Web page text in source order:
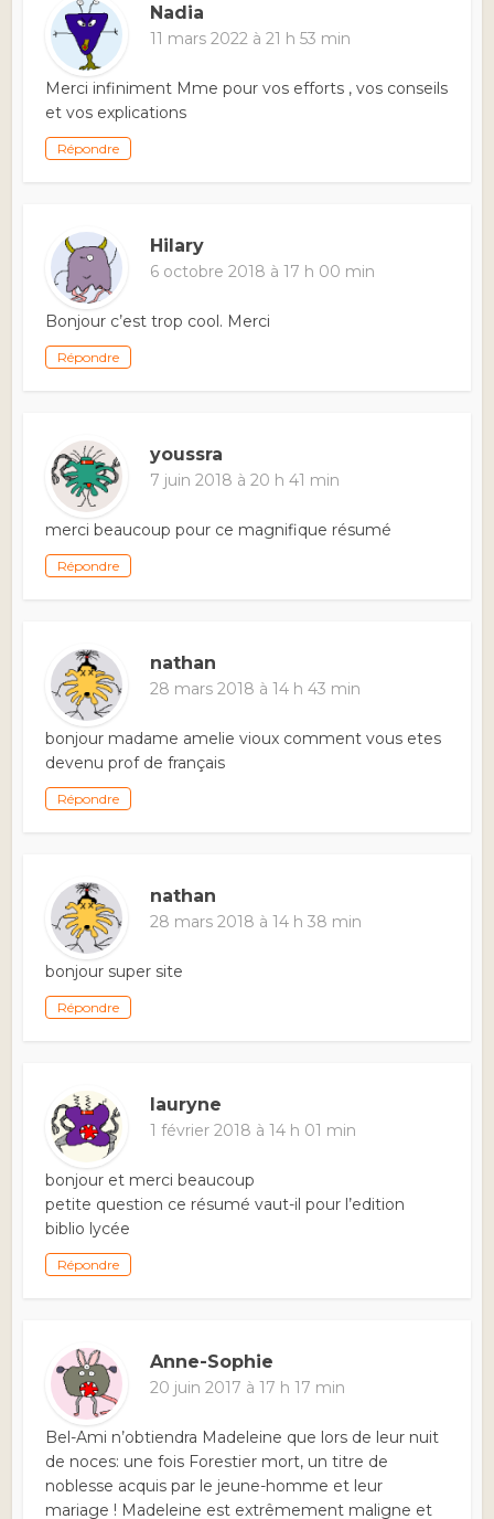
Nadia
11 mars 2022 à 21 h 53 min
Merci infiniment Mme pour vos efforts , vos conseils
et vos explications
Répondre
Hilary
6 octobre 2018 à 17 h 00 min
Bonjour c’est trop cool. Merci
Répondre
youssra
7 juin 2018 à 20 h 41 min
merci beaucoup pour ce magnifique résumé
Répondre
nathan
28 mars 2018 à 14 h 43 min
bonjour madame amelie vioux comment vous etes
devenu prof de français
Répondre
nathan
28 mars 2018 à 14 h 38 min
bonjour super site
Répondre
lauryne
1 février 2018 à 14 h 01 min
bonjour et merci beaucoup
petite question ce résumé vaut-il pour l’edition
biblio lycée
Répondre
Anne-Sophie
20 juin 2017 à 17 h 17 min
Bel-Ami n’obtiendra Madeleine que lors de leur nuit
de noces: une fois Forestier mort, un titre de
noblesse acquis par le jeune-homme et leur
mariage ! Madeleine est extrêmement maligne et